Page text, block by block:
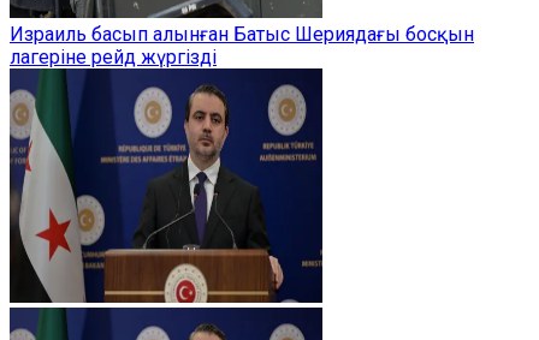
Израиль басып алынған Батыс Шериядағы босқын
лагеріне рейд жүргізді